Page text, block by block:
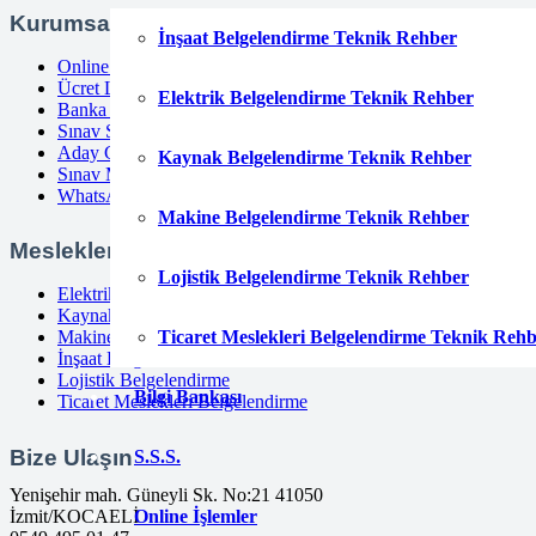
İnşaat Belgelendirme Teknik Rehber
Elektrik Belgelendirme Teknik Rehber
Kaynak Belgelendirme Teknik Rehber
Makine Belgelendirme Teknik Rehber
Lojistik Belgelendirme Teknik Rehber
Ticaret Meslekleri Belgelendirme Teknik
Bilgi Bankası
S.S.S.
Online İşlemler
Kurumsal
Online Başvuru
Ücret Listesi
Banka Hesap Bilgileri
Sınav Sonuçları
Aday Girişi
Sınav Merkezleri
WhatsApp
Meslekler
Elektrik Belgelendirme
Kaynak Belgelendirme
Makine Belgelendirme
İnşaat Belgelendirme
Lojistik Belgelendirme
Ticaret Meslekleri Belgelendirme
Bize Ulaşın
Yenişehir mah. Güneyli Sk. No:21 41050
İzmit/KOCAELİ